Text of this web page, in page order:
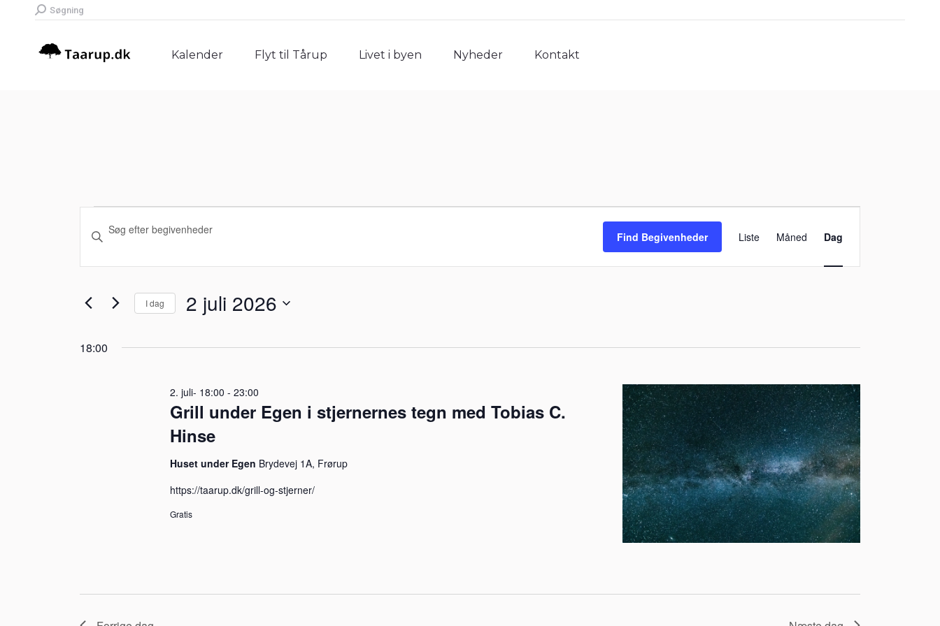
Search:
Søgning
Kalender Flyt til Tårup Livet i byen Nyheder Kontakt
Begivenheder
for
2
juli
Begivenheder
visninger
Navigation
nøgleord.
Søg
Begivenheder
nøgleord.
Find Begivenheder
Navigation
Liste Måned Dag
I dag 2 juli 2026
dato.
18:00
Grill under Egen i stjernernes tegn med Tobias C.
Hinse
2. juli- 18:00 -23:00
Huset under Egen Brydevej 1A, Frørup
https://taarup.dk/grill-og-stjerner/
Gratis
Kalender Flyt til Tårup Livet i byen Nyheder Kontakt